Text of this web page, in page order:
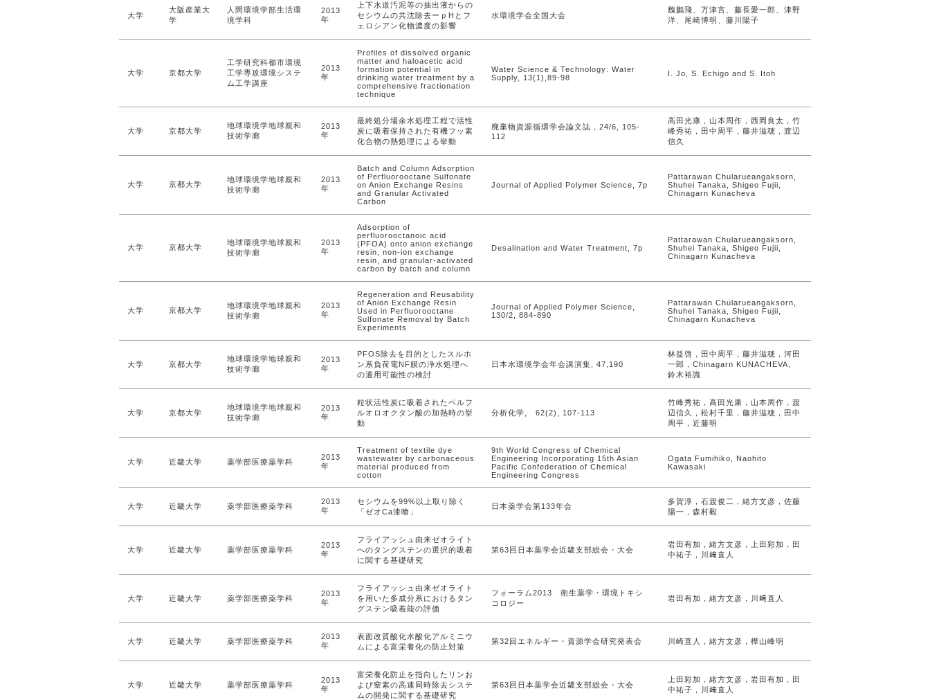
大学
大阪産業大
学
人間環境学部生活環
境学科
2013
年
上下水道汚泥等の抽出液からの
セシウムの共沈除去ーｐHとフ
ェロシアン化物濃度の影響
水環境学会全国大会
魏鵬飛、万津言、藤長愛一郎、津野
洋、尾崎博明、藤川陽子
大学 京都大学
工学研究科都市環境
工学専攻環境システ
ム工学講座
2013
年
Profiles of dissolved organic
matter and haloacetic acid
formation potential in
drinking water treatment by a
comprehensive fractionation
technique
Water Science & Technology: Water
Supply, 13(1),89-98
I. Jo, S. Echigo and S. Itoh
大学 京都大学
地球環境学地球親和
技術学廊
2013
年
最終処分場余水処理工程で活性
炭に吸着保持された有機フッ素
化合物の熱処理による挙動
廃棄物資源循環学会論文誌，24/6, 105-
112
高田光康，山本周作，西岡良太，竹
峰秀祐，田中周平，藤井滋穂，渡辺
信久
大学 京都大学
地球環境学地球親和
技術学廊
2013
年
Batch and Column Adsorption
of Perfluorooctane Sulfonate
on Anion Exchange Resins
and Granular Activated
Carbon
Journal of Applied Polymer Science, 7p
Pattarawan Chularueangaksorn,
Shuhei Tanaka, Shigeo Fujii,
Chinagarn Kunacheva
大学 京都大学
地球環境学地球親和
技術学廊
2013
年
Adsorption of
perfluorooctanoic acid
(PFOA) onto anion exchange
resin, non-ion exchange
resin, and granular-activated
carbon by batch and column
Desalination and Water Treatment, 7p
Pattarawan Chularueangaksorn,
Shuhei Tanaka, Shigeo Fujii,
Chinagarn Kunacheva
大学 京都大学
地球環境学地球親和
技術学廊
2013
年
Regeneration and Reusability
of Anion Exchange Resin
Used in Perfluorooctane
Sulfonate Removal by Batch
Experiments
Journal of Applied Polymer Science,
130/2, 884-890
Pattarawan Chularueangaksorn,
Shuhei Tanaka, Shigeo Fujii,
Chinagarn Kunacheva
大学 京都大学
地球環境学地球親和
技術学廊
2013
年
PFOS除去を目的としたスルホ
ン系負荷電NF膜の浄水処理へ
の適用可能性の検討
日本水環境学会年会講演集, 47,190
林益啓，田中周平，藤井滋穂，河田
一郎，Chinagarn KUNACHEVA,
鈴木裕識
大学 京都大学
地球環境学地球親和
技術学廊
2013
年
粒状活性炭に吸着されたペルフ
ルオロオクタン酸の加熱時の挙
動
分析化学, 62(2), 107-113
竹峰秀祐，高田光康，山本周作，渡
辺信久，松村千里，藤井滋穂，田中
周平，近藤明
大学 近畿大学 薬学部医療薬学科
2013
年
Treatment of textile dye
wastewater by carbonaceous
material produced from
cotton
9th World Congress of Chemical
Engineering Incorporating 15th Asian
Pacific Confederation of Chemical
Engineering Congress
Ogata Fumihiko, Naohito
Kawasaki
大学 近畿大学 薬学部医療薬学科
2013
年
セシウムを99%以上取り除く
「ゼオCa漆喰」
日本薬学会第133年会
多賀淳，石渡俊二，緒方文彦，佐藤
陽一，森村毅
大学 近畿大学 薬学部医療薬学科
2013
年
フライアッシュ由来ゼオライト
へのタングステンの選択的吸着
に関する基礎研究
第63回日本薬学会近畿支部総会・大会
岩田有加，緒方文彦，上田彩加，田
中祐子，川﨑直人
大学 近畿大学 薬学部医療薬学科
2013
年
フライアッシュ由来ゼオライト
を用いた多成分系におけるタン
グステン吸着能の評価
フォーラム2013 衛生薬学・環境トキシ
コロジー
岩田有加，緒方文彦，川﨑直人
大学 近畿大学 薬学部医療薬学科
2013
年
表面改質酸化水酸化アルミニウ
ムによる富栄養化の防止対策
第32回エネルギー・資源学会研究発表会 川崎直人，緒方文彦，樺山峰明
大学 近畿大学 薬学部医療薬学科
2013
年
富栄養化防止を指向したリンお
よび窒素の高速同時除去システ
ムの開発に関する基礎研究
第63回日本薬学会近畿支部総会・大会
上田彩加，緒方文彦，岩田有加，田
中祐子，川﨑直人